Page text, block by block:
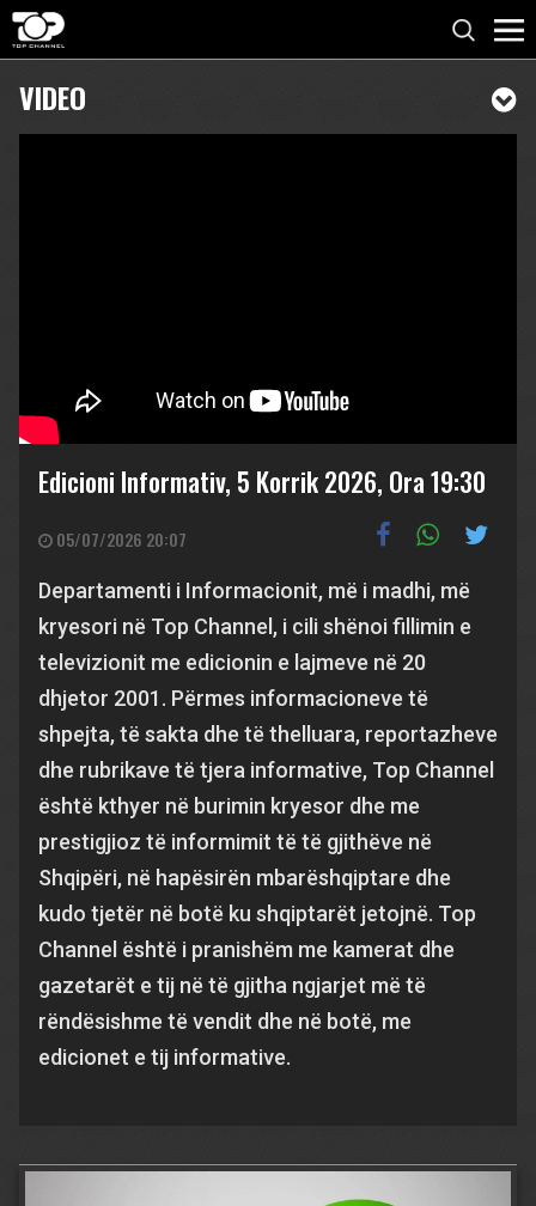
VIDEO
Edicioni Informativ, 5 Korrik 2026, Ora 19:30
05/07/2026 20:07
Departamenti i Informacionit, më i madhi, më
kryesori në Top Channel, i cili shënoi fillimin e
televizionit me edicionin e lajmeve në 20
dhjetor 2001. Përmes informacioneve të
shpejta, të sakta dhe të thelluara, reportazheve
dhe rubrikave të tjera informative, Top Channel
është kthyer në burimin kryesor dhe me
prestigjioz të informimit të të gjithëve në
Shqipëri, në hapësirën mbarëshqiptare dhe
kudo tjetër në botë ku shqiptarët jetojnë. Top
Channel është i pranishëm me kamerat dhe
gazetarët e tij në të gjitha ngjarjet më të
rëndësishme të vendit dhe në botë, me
edicionet e tij informative.